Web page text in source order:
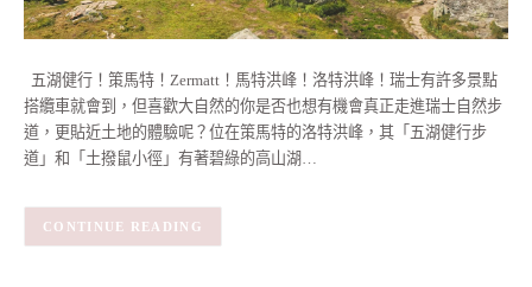
五湖健行！策馬特！Zermatt！馬特洪峰！洛特洪峰！瑞士有許多景點
搭纜車就會到，但喜歡大自然的你是否也想有機會真正走進瑞士自然步
道，更貼近土地的體驗呢？位在策馬特的洛特洪峰，其「五湖健行步
道」和「土撥鼠小徑」有著碧綠的高山湖…
CONTINUE READING